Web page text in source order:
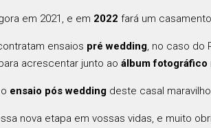
em 2021, e em 2022 fará um
ensaios pré wedding, no caso do
acrescentar junto ao álbum fotográfico
ensaio pós wedding deste casal
nova etapa em vossas vidas, e muito